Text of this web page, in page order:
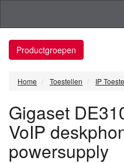
Productgroepen
Home Toestellen IP
Gigaset
VoIP
powersupply